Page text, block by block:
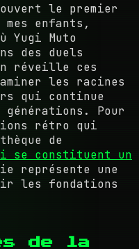
le premier
mes enfants,
Yugi Muto
des duels
réveille ces
les racines
qui continue
Pour
rétro qui
de
se constituent un
représente une
les fondations
de la